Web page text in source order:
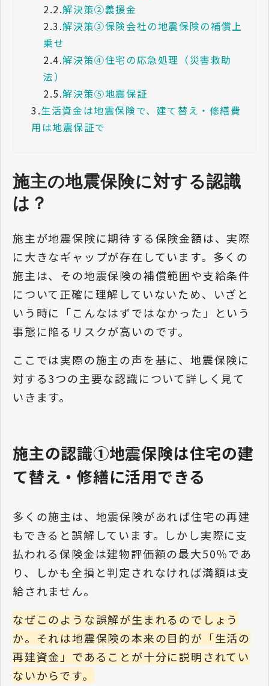
2.2.解決策②義援金
2.3.解決策③保険会社の地震保険の補償上
乗せ
2.4.解決策④住宅の応急処理（災害救助
法）
2.5.解決策⑤地震保証
3.生活資金は地震保険で、建て替え・修繕費
用は地震保証で
施主の地震保険に対する認識
は？
施主が地震保険に期待する保険金額は、実際
に大きなギャップが存在しています。多くの
施主は、その地震保険の補償範囲や支給条件
について正確に理解していないため、いざと
いう時に「こんなはずではなかった」という
事態に陥るリスクが高いのです。
ここでは実際の施主の声を基に、地震保険に
対する3つの主要な認識について詳しく見て
いきます。
施主の認識①地震保険は住宅の建
て替え・修繕に活用できる
多くの施主は、地震保険があれば住宅の再建
もできると誤解しています。しかし実際に支
払われる保険金は建物評価額の最大50％であ
り、しかも全損と判定されなければ満額は支
給されません。
なぜこのような誤解が生まれるのでしょう
か。それは地震保険の本来の目的が「生活の
再建資金」であることが十分に説明されてい
ないからです。